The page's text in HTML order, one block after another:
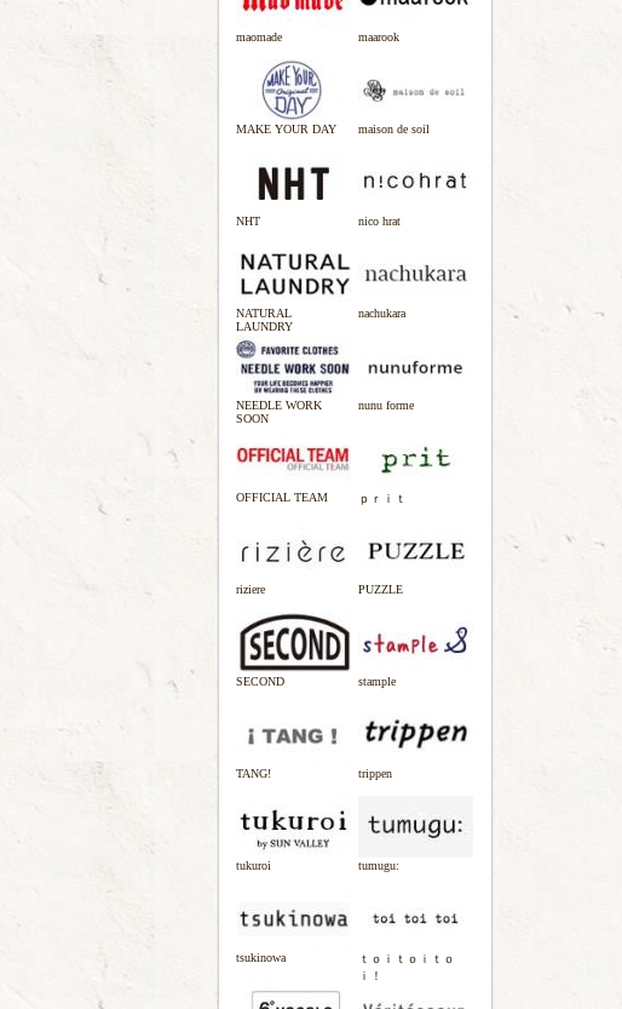
maomade maarook
MAKE YOUR DAY maison de soil
NHT nico hrat
NATURAL
LAUNDRY
nachukara
NEEDLE WORK
SOON
nunu forme
OFFICIAL TEAM ｐｒｉｔ
riziere PUZZLE
SECOND stample
TANG! trippen
tukuroi tumugu:
tsukinowa
ｔｏｉｔｏｉｔｏ
ｉ！